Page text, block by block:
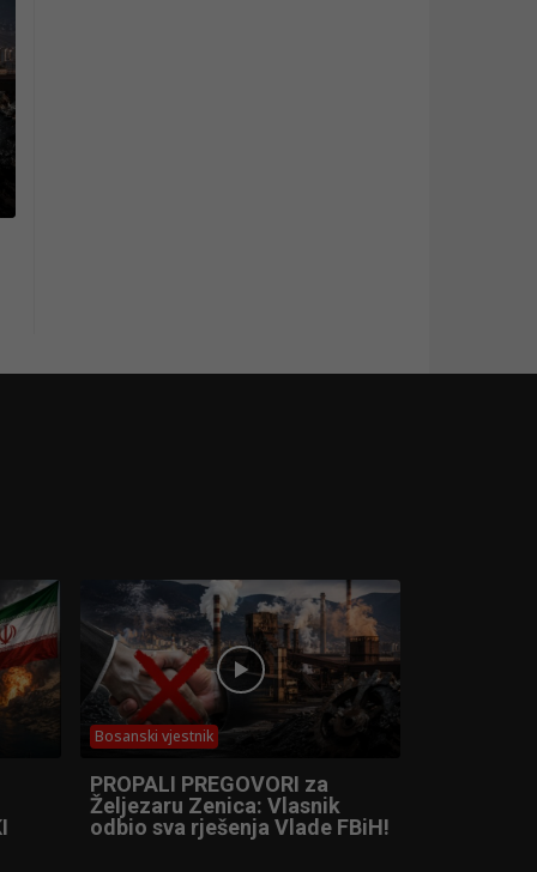
Bosanski vjestnik
PROPALI PREGOVORI za
Željezaru Zenica: Vlasnik
odbio sva rješenja Vlade FBiH!